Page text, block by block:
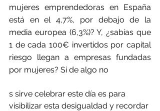
mujeres emprendedoras en España
está en el 4,7%, por debajo de la
media europea (6,3%)? Y, ¿sabías que
1 de cada 100€ invertidos por capital
riesgo llegan a empresas fundadas
por mujeres? Si de algo no
s sirve celebrar este día es para
visibilizar esta desigualdad y recordar